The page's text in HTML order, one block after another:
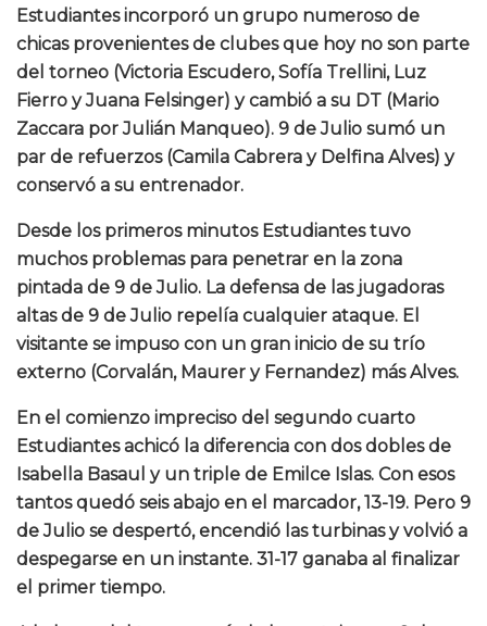
Estudiantes incorporó un grupo numeroso de
chicas provenientes de clubes que hoy no son parte
del torneo (Victoria Escudero, Sofía Trellini, Luz
Fierro y Juana Felsinger) y cambió a su DT (Mario
Zaccara por Julián Manqueo). 9 de Julio sumó un
par de refuerzos (Camila Cabrera y Delfina Alves) y
conservó a su entrenador.
Desde los primeros minutos Estudiantes tuvo
muchos problemas para penetrar en la zona
pintada de 9 de Julio. La defensa de las jugadoras
altas de 9 de Julio repelía cualquier ataque. El
visitante se impuso con un gran inicio de su trío
externo (Corvalán, Maurer y Fernandez) más Alves.
En el comienzo impreciso del segundo cuarto
Estudiantes achicó la diferencia con dos dobles de
Isabella Basaul y un triple de Emilce Islas. Con esos
tantos quedó seis abajo en el marcador, 13-19. Pero 9
de Julio se despertó, encendió las turbinas y volvió a
despegarse en un instante. 31-17 ganaba al finalizar
el primer tiempo.